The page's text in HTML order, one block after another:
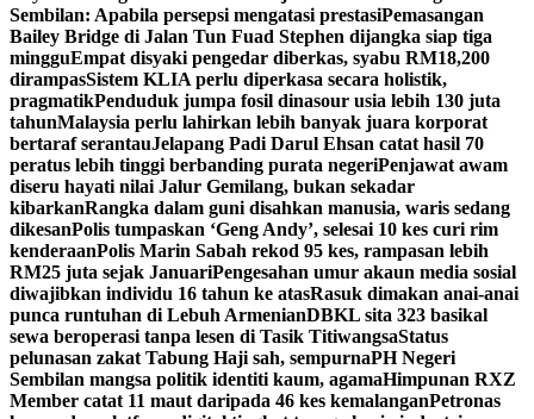
Sembilan: Apabila persepsi mengatasi prestasiPemasangan
Bailey Bridge di Jalan Tun Fuad Stephen dijangka siap tiga
mingguEmpat disyaki pengedar diberkas, syabu RM18,200
dirampasSistem KLIA perlu diperkasa secara holistik,
pragmatikPenduduk jumpa fosil dinasour usia lebih 130 juta
tahunMalaysia perlu lahirkan lebih banyak juara korporat
bertaraf serantauJelapang Padi Darul Ehsan catat hasil 70
peratus lebih tinggi berbanding purata negeriPenjawat awam
diseru hayati nilai Jalur Gemilang, bukan sekadar
kibarkanRangka dalam guni disahkan manusia, waris sedang
dikesanPolis tumpaskan ‘Geng Andy’, selesai 10 kes curi rim
kenderaanPolis Marin Sabah rekod 95 kes, rampasan lebih
RM25 juta sejak JanuariPengesahan umur akaun media sosial
diwajibkan individu 16 tahun ke atasRasuk dimakan anai-anai
punca runtuhan di Lebuh ArmenianDBKL sita 323 basikal
sewa beroperasi tanpa lesen di Tasik TitiwangsaStatus
pelunasan zakat Tabung Haji sah, sempurnaPH Negeri
Sembilan mangsa politik identiti kaum, agamaHimpunan RXZ
Member catat 11 maut daripada 46 kes kemalanganPetronas